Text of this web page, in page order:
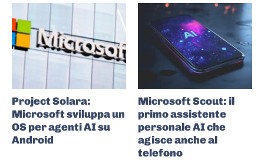
Project Solara:
Microsoft sviluppa un
OS per agenti AI su
Android
Microsoft Scout: il
primo assistente
personale AI che
agisce anche al
telefono